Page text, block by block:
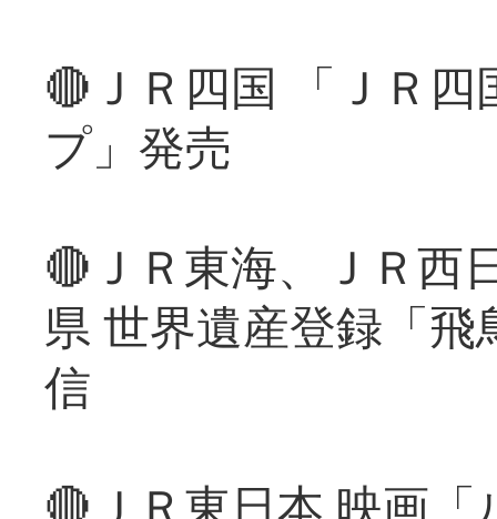
🔴ＪＲ四国 「ＪＲ
プ」発売
🔴ＪＲ東海、ＪＲ西
県 世界遺産登録「
信
🔴ＪＲ東日本 映画